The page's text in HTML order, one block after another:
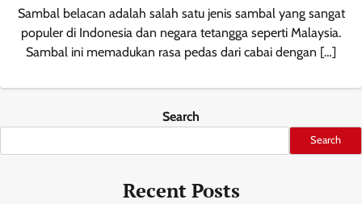
Sambal belacan adalah salah satu jenis sambal yang sangat
populer di Indonesia dan negara tetangga seperti Malaysia.
Sambal ini memadukan rasa pedas dari cabai dengan […]
Search
Search
Recent Posts